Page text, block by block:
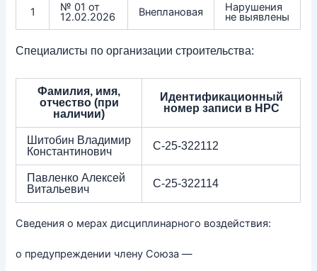
1 № 01 от
12.02.2026 Внеплановая Нарушения
не выявлены
Специалисты по организации строительства:
Фамилия, имя,
отчество (при
наличии)
Идентификационный
номер записи в НРС
Шитобин Владимир
Константинович
С-25-322112
Павленко Алексей
Витальевич
С-25-322114
Сведения о мерах дисциплинарного воздействия:
о предупреждении члену Союза —